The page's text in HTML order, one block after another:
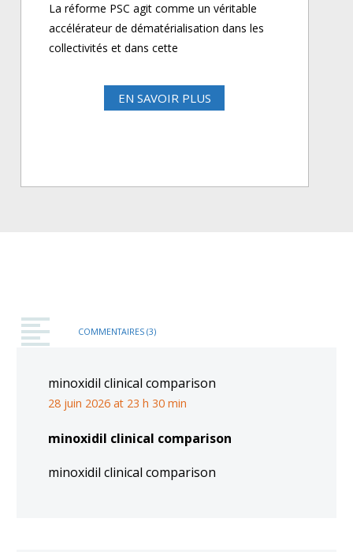
La réforme PSC agit comme un véritable
accélérateur de dématérialisation dans les
collectivités et dans cette
EN SAVOIR PLUS
COMMENTAIRES (3)
minoxidil clinical comparison
28 juin 2026 at 23 h 30 min
minoxidil clinical comparison
minoxidil clinical comparison